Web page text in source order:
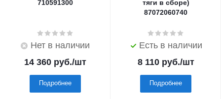
710591300
Нет в наличии
14 360 руб./шт
Подробнее
тяги в сборе)
87072060740
Есть в наличии
8 110руб./шт
Подробнее